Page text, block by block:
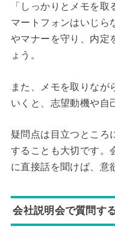
「しっかりとメモを
マートフォンはいじら
やマナーを守り、内定
ょう。
また、メモを取りなが
いくと、志望動機や自
疑問点は目立つところ
することも大切です。
に直接話を聞けば、意
会社説明会で質問す